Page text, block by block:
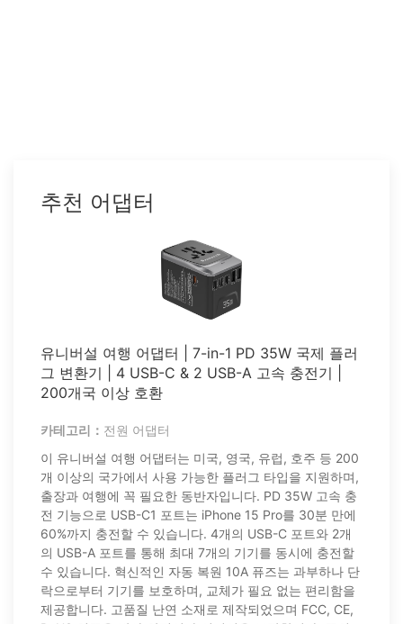
추천 어댑터
유니버설 여행 어댑터 | 7-in-1 PD 35W 국제 플러
그 변환기 | 4 USB-C & 2 USB-A 고속 충전기 |
200개국 이상 호환
카테고리： 전원 어댑터
이 유니버설 여행 어댑터는 미국, 영국, 유럽, 호주 등 200
개 이상의 국가에서 사용 가능한 플러그 타입을 지원하며,
출장과 여행에 꼭 필요한 동반자입니다. PD 35W 고속 충
전 기능으로 USB-C1 포트는 iPhone 15 Pro를 30분 만에
60%까지 충전할 수 있습니다. 4개의 USB-C 포트와 2개
의 USB-A 포트를 통해 최대 7개의 기기를 동시에 충전할
수 있습니다. 혁신적인 자동 복원 10A 퓨즈는 과부하나 단
락으로부터 기기를 보호하며, 교체가 필요 없는 편리함을
제공합니다. 고품질 난연 소재로 제작되었으며 FCC, CE,